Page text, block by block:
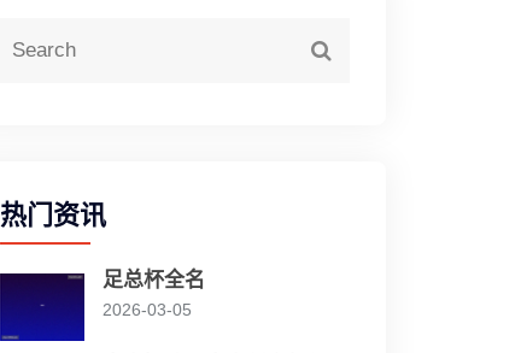
热门资讯
足总杯全名
2026-03-05